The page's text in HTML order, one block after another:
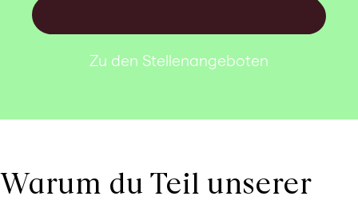
Zu den Stellenangeboten
Warum du Teil unserer